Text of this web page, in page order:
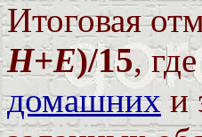
Итоговая
H+E)/15,
домашнихи